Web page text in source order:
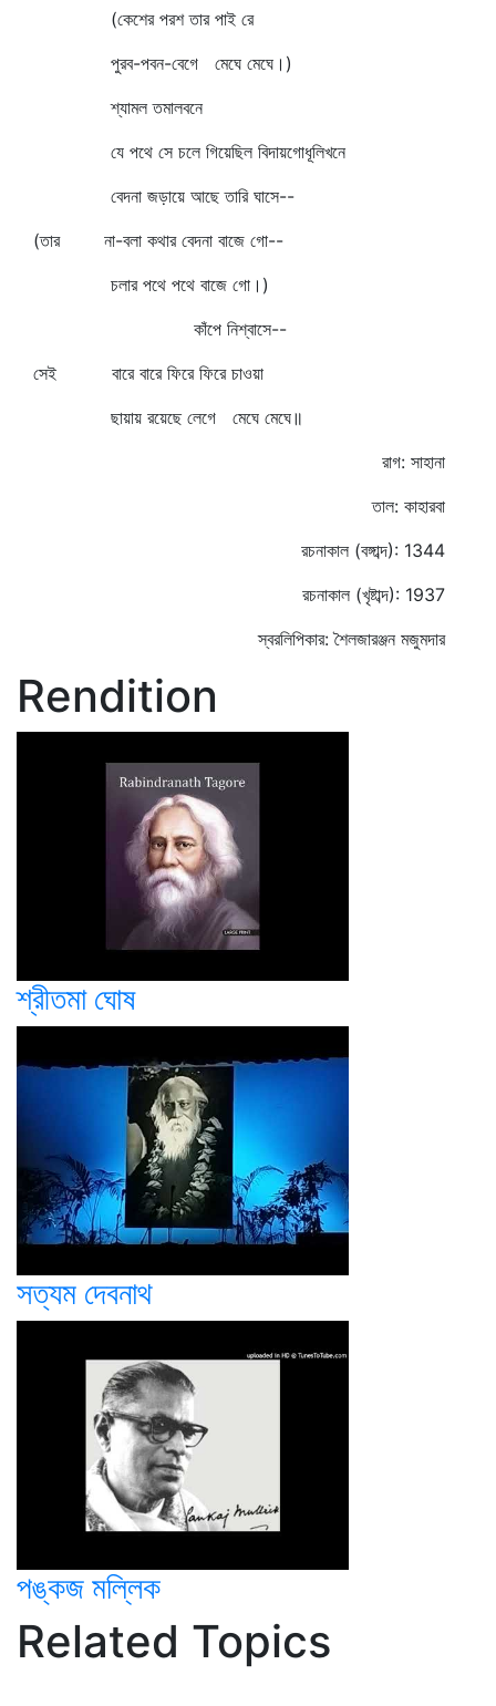
(কেশের পরশ তার পাই রে
পুরব-পবন-বেগে মেঘে মেঘে।)
শ্যামল তমালবনে
যে পথে সে চলে গিয়েছিল বিদায়গোধূলিখনে
বেদনা জড়ায়ে আছে তারি ঘাসে--
(তার না-বলা কথার বেদনা বাজে গো--
চলার পথে পথে বাজে গো।)
কাঁপে নিশ্বাসে--
সেই বারে বারে ফিরে ফিরে চাওয়া
ছায়ায় রয়েছে লেগে মেঘে মেঘে॥
রাগ: সাহানা
তাল: কাহারবা
রচনাকাল (বঙ্গাব্দ): 1344
রচনাকাল (খৃষ্টাব্দ): 1937
স্বরলিপিকার: শৈলজারঞ্জন মজুমদার
Rendition
শ্রীতমা ঘোষ
সত্যম দেবনাথ
পঙ্কজ মল্লিক
Related Topics